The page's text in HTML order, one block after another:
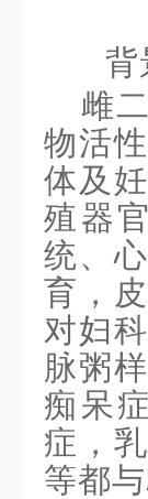
背
雌
物活
体及
殖器
统、
育，
对妇
脉粥
痴呆
症，
等都